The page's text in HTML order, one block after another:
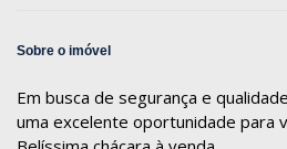
Sobre o imóvel
Em busca de segurança e
uma excelente oportunidade para